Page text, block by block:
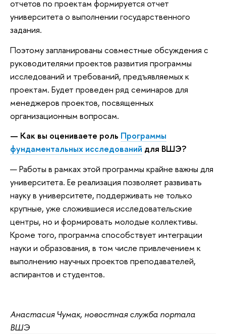
отчетов по проектам формируется отчет
университета о выполнении государственного
задания.
Поэтому запланированы совместные обсуждения с
руководителями проектов развития программы
исследований и требований, предъявляемых к
проектам. Будет проведен ряд семинаров для
менеджеров проектов, посвященных
организационным вопросам.
— Как вы оцениваете роль Программы
фундаментальных исследований для ВШЭ?
— Работы в рамках этой программы крайне важны для
университета. Ее реализация позволяет развивать
науку в университете, поддерживать не только
крупные, уже сложившиеся исследовательские
центры, но и формировать молодые коллективы.
Кроме того, программа способствует интеграции
науки и образования, в том числе привлечением к
выполнению научных проектов преподавателей,
аспирантов и студентов.
Анастасия Чумак, новостная служба портала
ВШЭ